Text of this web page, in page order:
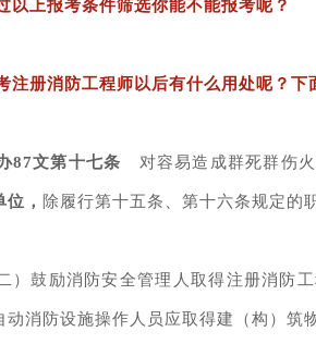
以上报考条件筛选你能不能报考呢？
注册消防工程师以后有什么用处呢？下
87文第十七条 对容易造成群死群伤
， 除履行第十五条、第十六条规定的
二）鼓励消防安全管理人取得注册消防
动消防设施操作人员应取得建（构）筑